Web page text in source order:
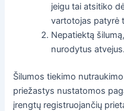
jeigu tai atsitiko
vartotojas patyrė
Nepatiektą
nurodytus atvejus.
Šilumos tiekimo
priežastys nustatomos
įrengtų registruojančių